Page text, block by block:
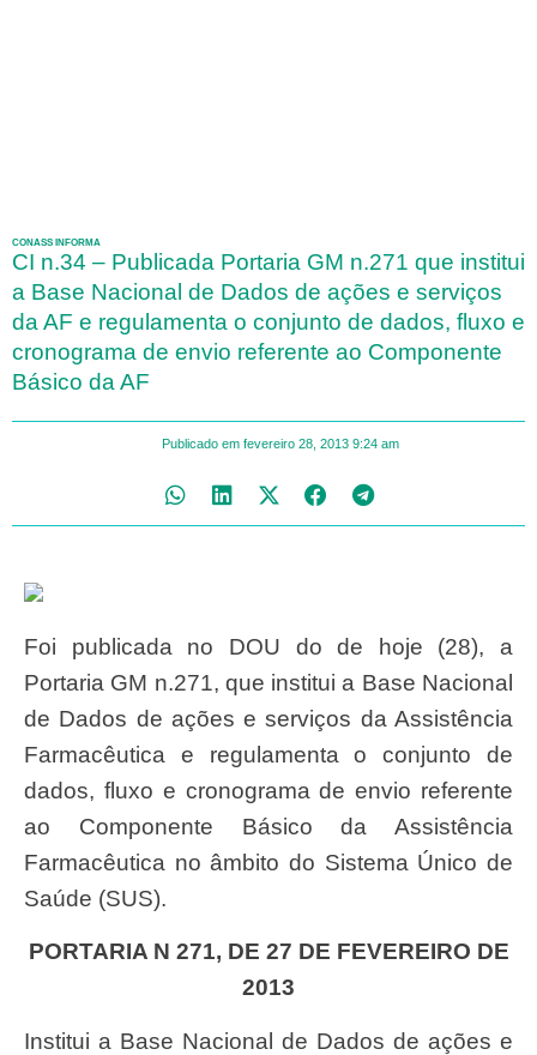
CONASS INFORMA
CI n.34 – Publicada Portaria GM n.271 que institui
a Base Nacional de Dados de ações e serviços
da AF e regulamenta o conjunto de dados, fluxo e
cronograma de envio referente ao Componente
Básico da AF
Publicado em fevereiro 28, 2013 9:24 am
Foi publicada no DOU do de hoje (28), a
Portaria GM n.271, que institui a Base Nacional
de Dados de ações e serviços da Assistência
Farmacêutica e regulamenta o conjunto de
dados, fluxo e cronograma de envio referente
ao Componente Básico da Assistência
Farmacêutica no âmbito do Sistema Único de
Saúde (SUS).
PORTARIA N 271, DE 27 DE FEVEREIRO DE
2013
Institui a Base Nacional de Dados de ações e